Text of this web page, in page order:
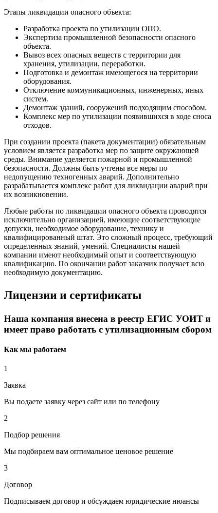
Этапы ликвидации опасного объекта:
Разработка проекта по утилизации ОПО.
Экспертиза промышленной безопасности опасного
объекта.
Вывоз всех опасных веществ с территории для
хранения, утилизации, переработки.
Подготовка и демонтаж имеющегося на территории
оборудования.
Отключение коммуникационных, инженерных, иных
систем.
Демонтаж зданий, сооружений подходящим способом.
Комплекс мер по утилизации появившихся в ходе сноса
отходов.
При создании проекта (пакета документации) обязательным
условием является разработка мер по защите окружающей
среды. Внимание уделяется пожарной и промышленной
безопасности. Должны быть учтены все меры по
недопущению техногенных аварий. Дополнительно
разрабатывается комплекс работ для ликвидации аварий при
их возникновении.
Любые работы по ликвидации опасного объекта проводятся
исключительно организацией, имеющие соответствующие
допуски, необходимое оборудование, технику и
квалифицированный штат. Это сложный процесс, требующий
определенных знаний, умений. Специалисты нашей
компании имеют необходимый опыт и соответствующую
квалификацию. По окончании работ заказчик получает всю
необходимую документацию.
Лицензии и сертификаты
Наша компания внесена в реестр ЕГИС УОИТ и
имеет право работать с утилизационным сбором
Как мы работаем
1
Заявка
Вы подаете заявку через сайт или по телефону
2
Подбор решения
Мы подбираем вам оптимальное ценовое решение
3
Договор
Подписываем договор и обсуждаем юридические нюансы